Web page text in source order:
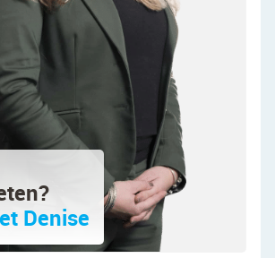
langs de oprit bereik je de
de zijkant van de woning. Na
word je verwelkomd in een netjes
Vanuit hier heb je toegang
een moderne toiletruimte met
en fonteintje, de trap naar boven,
de woonkamer.
is voorzien van een fraaie
afgewerkte wanden. Dankzij de
van meerdere grote ramen valt er
Denise